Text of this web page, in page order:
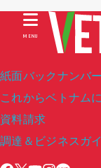
紙面バックナンバー
これからベトナム
資料請求
調達＆ビジネスガ
MENU